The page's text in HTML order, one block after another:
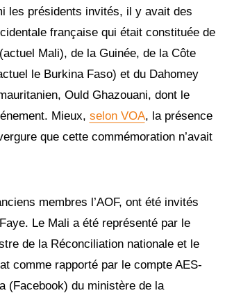
les présidents invités, il y avait des
française qui était constituée de
Mali), de la Guinée, de la Côte
le Burkina Faso) et du Dahomey
Ould Ghazouani, dont le
Mieux, selon VOA, la présence
que cette commémoration n’avait
membres l’AOF, ont été invités
Le Mali a été représenté par le
de la Réconciliation nationale et le
comme rapporté par le compte AES-
(Facebook) du ministère de la